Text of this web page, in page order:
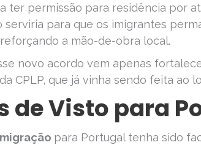
ter permissão para residência por
serviria para que os imigrantes
a mão-de-obra local.
novo acordo vem apenas
CPLP, que já vinha sendo feita ao
de Visto para
migração para Portugal tenha sido